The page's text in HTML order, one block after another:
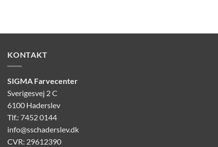
KONTAKT
SIGMA Farvecenter
Sverigesvej 2 C
6100 Haderslev
Tlf.: 7452 0144
info@sschaderslev.dk
CVR: 29612390